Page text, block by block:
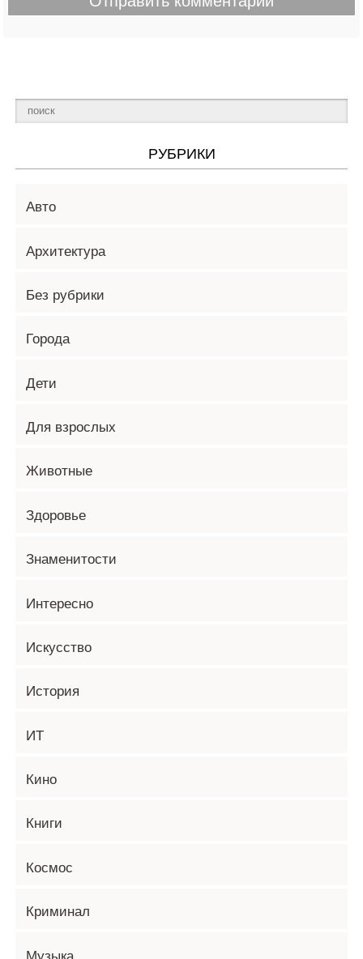
РУБРИКИ
Авто
Архитектура
Без рубрики
Города
Дети
Для взрослых
Животные
Здоровье
Знаменитости
Интересно
Искусство
История
ИТ
Кино
Книги
Космос
Криминал
Музыка